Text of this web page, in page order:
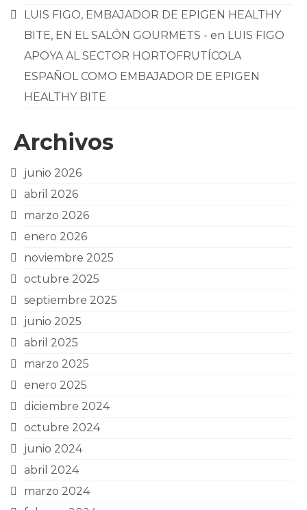
LUIS FIGO, EMBAJADOR DE EPIGEN HEALTHY
BITE, EN EL SALÓN GOURMETS - en LUIS FIGO
APOYA AL SECTOR HORTOFRUTÍCOLA
ESPAÑOL COMO EMBAJADOR DE EPIGEN
HEALTHY BITE
Archivos
junio 2026
abril 2026
marzo 2026
enero 2026
noviembre 2025
octubre 2025
septiembre 2025
junio 2025
abril 2025
marzo 2025
enero 2025
diciembre 2024
octubre 2024
junio 2024
abril 2024
marzo 2024